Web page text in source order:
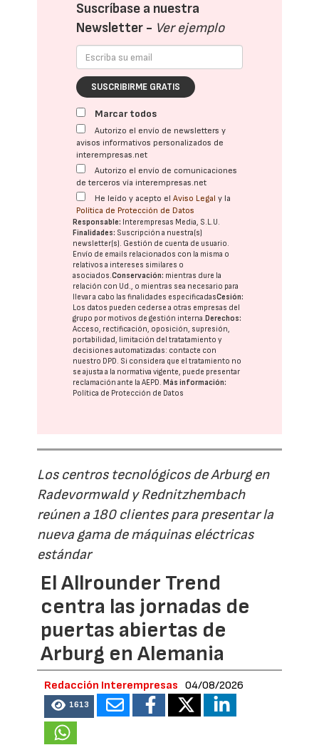
Suscríbase a nuestra
Newsletter - Ver ejemplo
SUSCRIBIRME GRATIS
Marcar todos
Autorizo el envío de newsletters y
avisos informativos personalizados de
interempresas.net
Autorizo el envío de comunicaciones
de terceros vía interempresas.net
He leído y acepto elAviso Legal y la
Política de Protección de Datos
Responsable: Interempresas Media, S.L.U.
Finalidades: Suscripción a nuestra(s)
newsletter(s). Gestión de cuenta de usuario.
Envío de emails relacionados con la misma o
relativos a intereses similares o
asociados.Conservación: mientras dure la
relación con Ud., o mientras sea necesario para
llevar a cabo las finalidades especificadasCesión:
Los datos pueden cederse a otras empresas del
grupo por motivos de gestión interna. Derechos:
Acceso, rectificación, oposición, supresión,
portabilidad, limitación del tratatamiento y
decisiones automatizadas: contacte con
nuestro DPD. Si considera que el tratamiento no
se ajusta a la normativa vigente, puede presentar
reclamación ante laAEPD. Más información:
Política de Protección de Datos
Los centros tecnológicos de Arburg en
Radevormwald y Rednitzhembach
reúnen a 180 clientes para presentar la
nueva gama de máquinas eléctricas
estándar
El Allrounder Trend
centra las jornadas de
puertas abiertas de
Arburg en Alemania
Redacción Interempresas 04/08/2026
1613